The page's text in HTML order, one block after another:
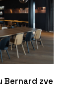
Bernard zve